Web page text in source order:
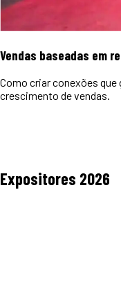
Vendas baseadas em
Como criar conexões
crescimento de vendas.
Expositores 2026